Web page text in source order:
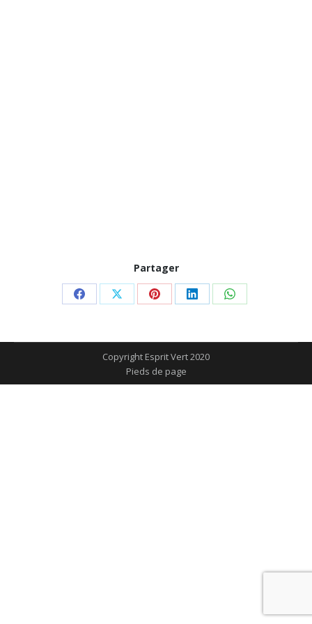
Partager
Partager
Facebook
Partager
X
Partager
Pinterest
Partager
LinkedIn
Partager
WhatsApp
Copyright Esprit Vert 2020
Pieds de page